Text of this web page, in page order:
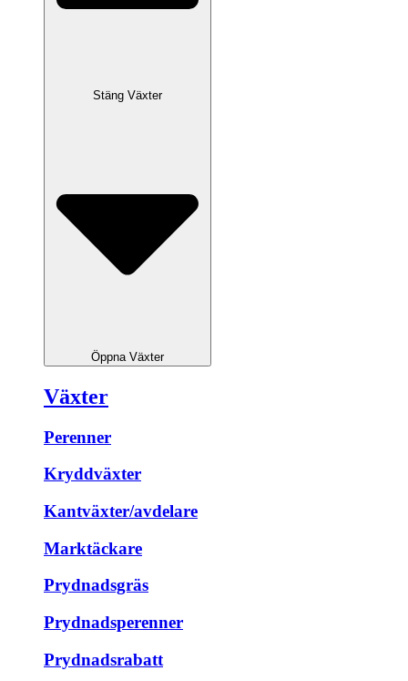
Stäng Växter
Öppna Växter
Växter
Perenner
Kryddväxter
Kantväxter/avdelare
Marktäckare
Prydnadsgräs
Prydnadsperenner
Prydnadsrabatt